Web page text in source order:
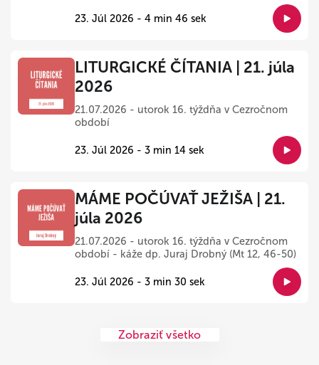
23. Júl 2026 - 4 min 46 sek
LITURGICKÉ ČÍTANIA | 21. júla
2026
21.07.2026 - utorok 16. týždňa v Cezročnom
období
23. Júl 2026 - 3 min 14 sek
MÁME POČÚVAŤ JEŽIŠA | 21.
júla 2026
21.07.2026 - utorok 16. týždňa v Cezročnom
období - káže dp. Juraj Drobný (Mt 12, 46-50)
23. Júl 2026 - 3 min 30 sek
Zobraziť všetko